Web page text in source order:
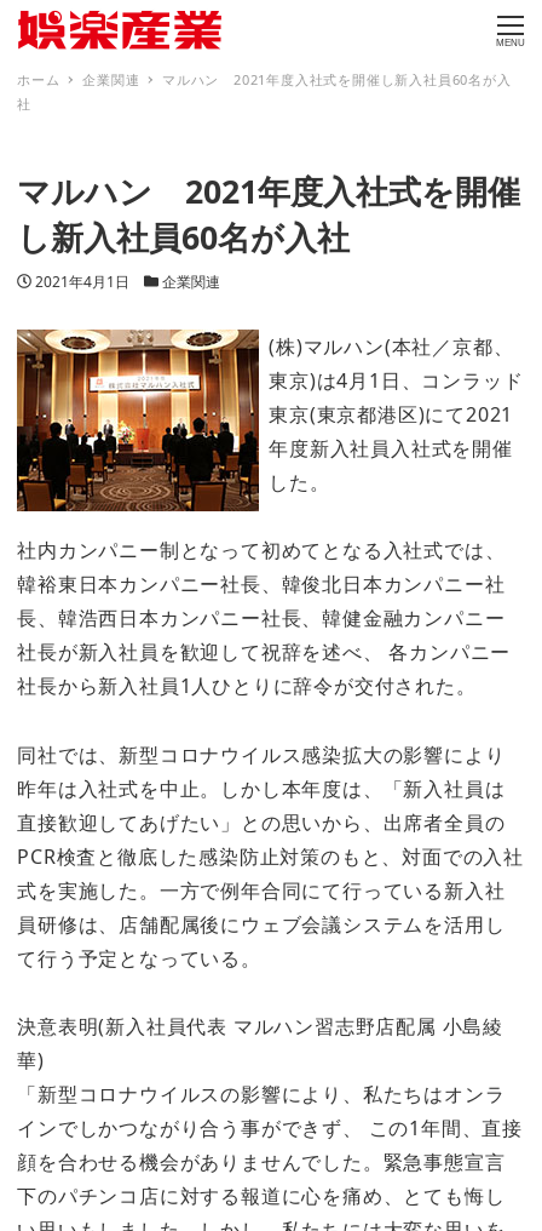
MENU
ホーム 企業関連
マルハン 2021年度入社式を開催し新入社員60名が入
社
マルハン 2021年度入社式を開催
し新入社員60名が入社
投稿日
2021年4月1日 カテゴリー
企業関連
(株)マルハン(本社／京都、
東京)は4月1日、コンラッド
東京(東京都港区)にて2021
年度新入社員入社式を開催
した。
社内カンパニー制となって初めてとなる入社式では、
韓裕東日本カンパニー社長、韓俊北日本カンパニー社
長、韓浩西日本カンパニー社長、韓健金融カンパニー
社長が新入社員を歓迎して祝辞を述べ、 各カンパニー
社長から新入社員1人ひとりに辞令が交付された。
同社では、新型コロナウイルス感染拡大の影響により
昨年は入社式を中止。しかし本年度は、「新入社員は
直接歓迎してあげたい」との思いから、出席者全員の
PCR検査と徹底した感染防止対策のもと、対面での入社
式を実施した。一方で例年合同にて行っている新入社
員研修は、店舗配属後にウェブ会議システムを活用し
て行う予定となっている。
決意表明(新入社員代表 マルハン習志野店配属 小島綾
華)
「新型コロナウイルスの影響により、私たちはオンラ
インでしかつながり合う事ができず、 この1年間、直接
顔を合わせる機会がありませんでした。緊急事態宣言
下のパチンコ店に対する報道に心を痛め、とても悔し